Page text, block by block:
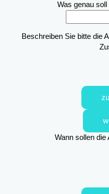
Was genau
Beschreiben Sie bitte die
Wann sollen die